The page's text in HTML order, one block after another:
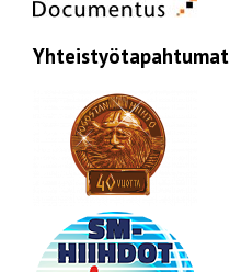
Yhteistyötapahtumat